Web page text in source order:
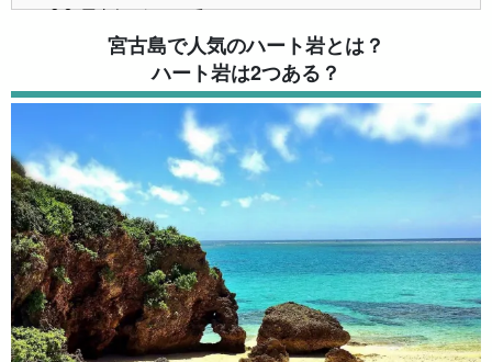
3.2.アクセスについて
ハート岩の見どころ
SNS映え抜群！写真撮影を楽しもう！
恋愛のパワースポット
5.事前に干潮の時間を確認しておこう
池間島（イキヅービーチ）周辺の 人気観光スポット
6.1.フナクスビーチ
6.2.西平安名崎
6.3.八重干瀬
7.うえのドイツ文化村周辺の 人気観光スポット
7.1.ユートピアファーム宮古島
7.2.しろう農園
8.まとめ
宮古島で人気のハート岩とは？
ハート岩は2つある？